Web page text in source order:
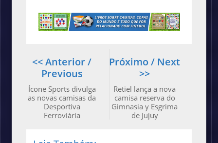
Próximo / Next
>>
Retiel lança a nova
camisa reserva do
Gimnasia y Esgrima
de Jujuy
<< Anterior /
Previous
Ícone Sports divulga
as novas camisas da
Desportiva
Ferroviária